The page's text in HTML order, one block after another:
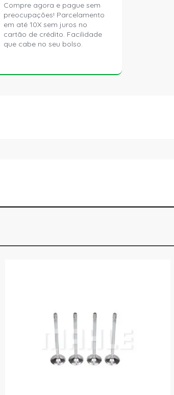
12V OM355/6A
OM355/6LA
OM355/5 DIESEL
OM355/5 DIESEL
Compre agora e pague sem
preocupações! Parcelamento
em até 10X sem juros no
cartão de crédito. Facilidade
que cabe no seu bolso.